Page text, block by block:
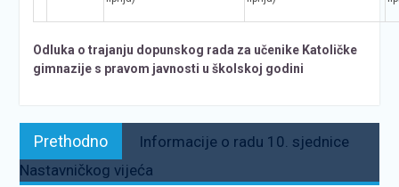
Odluka o trajanju dopunskog rada za učenike Katoličke
gimnazije s pravom javnosti u školskoj godini
Navigacija
objava
Prethodno Prethodno:
Informacije o radu 10. sjednice
Nastavničkog vijeća